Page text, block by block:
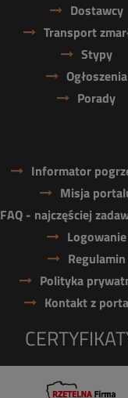
Dostawcy
Transport
Stypy
Ogłoszenia
Porady
Informator
Misja
FAQ - najczęściej
Logowanie
Regulamin
Polityka
Kontakt z